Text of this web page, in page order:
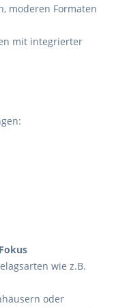
moderen Formaten
mit integrierter
wie z.B.
oder